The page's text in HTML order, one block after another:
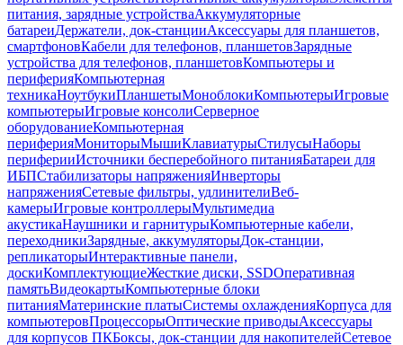
питания, зарядные устройстваАккумуляторные
батареиДержатели, док-станцииАксессуары для планшетов,
смартфоновКабели для телефонов, планшетовЗарядные
устройства для телефонов, планшетовКомпьютеры и
периферияКомпьютерная
техникаНоутбукиПланшетыМоноблокиКомпьютерыИгровые
компьютерыИгровые консолиСерверное
оборудованиеКомпьютерная
периферияМониторыМышиКлавиатурыСтилусыНаборы
периферииИсточники бесперебойного питанияБатареи для
ИБПСтабилизаторы напряженияИнверторы
напряженияСетевые фильтры, удлинителиВеб-
камерыИгровые контроллерыМультимедиа
акустикаНаушники и гарнитурыКомпьютерные кабели,
переходникиЗарядные, аккумуляторыДок-станции,
репликаторыИнтерактивные панели,
доскиКомплектующиеЖесткие диски, SSDОперативная
памятьВидеокартыКомпьютерные блоки
питанияМатеринские платыСистемы охлажденияКорпуса для
компьютеровПроцессорыОптические приводыАксессуары
для корпусов ПКБоксы, док-станции для накопителейСетевое